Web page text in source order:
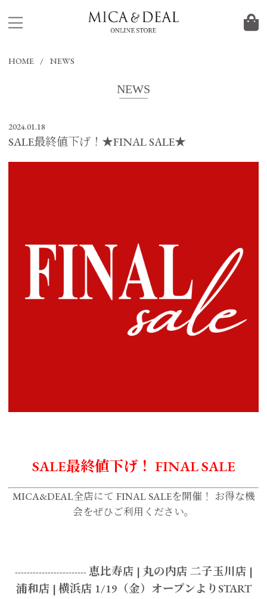
HOME NEWS
NEWS
2024.01.18
SALE最終値下げ！★FINAL SALE★
SALE最終値下げ！ FINAL SALE
MICA&DEAL全店にて FINAL SALEを開催！ お得な機
会をぜひご利用ください。
------------------------ 恵比寿店 | 丸の内店 二子玉川店 |
浦和店 | 横浜店 1/19（金）オープンよりSTART